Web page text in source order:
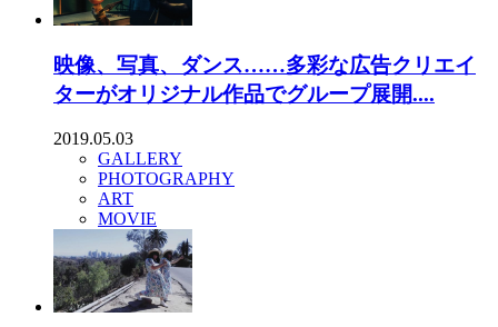
映像、写真、ダンス……多彩な広告クリエイ
ターがオリジナル作品でグループ展開....
2019.05.03
GALLERY
PHOTOGRAPHY
ART
MOVIE